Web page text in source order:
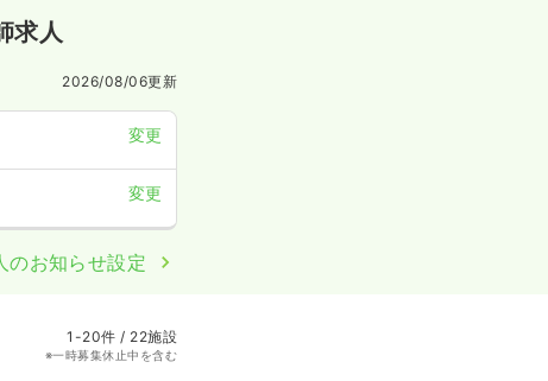
求人
2026/08/06更新
変更
変更
のお知らせ設定
1-20件 / 22施設
※一時募集休止中を含む